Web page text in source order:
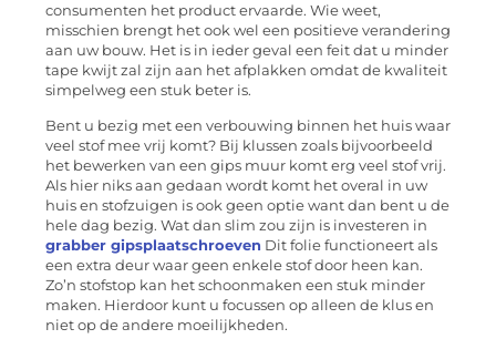
consumenten het product ervaarde. Wie weet,
misschien brengt het ook wel een positieve verandering
aan uw bouw. Het is in ieder geval een feit dat u minder
tape kwijt zal zijn aan het afplakken omdat de kwaliteit
simpelweg een stuk beter is.
Bent u bezig met een verbouwing binnen het huis waar
veel stof mee vrij komt? Bij klussen zoals bijvoorbeeld
het bewerken van een gips muur komt erg veel stof vrij.
Als hier niks aan gedaan wordt komt het overal in uw
huis en stofzuigen is ook geen optie want dan bent u de
hele dag bezig. Wat dan slim zou zijn is investeren in
grabber gipsplaatschroeven Dit folie functioneert als
een extra deur waar geen enkele stof door heen kan.
Zo’n stofstop kan het schoonmaken een stuk minder
maken. Hierdoor kunt u focussen op alleen de klus en
niet op de andere moeilijkheden.